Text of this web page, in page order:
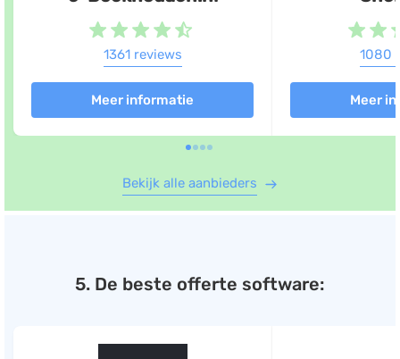
1361 reviews
Meer informatie
1080
Meer
Bekijk alle aanbieders
5. De beste offerte software: